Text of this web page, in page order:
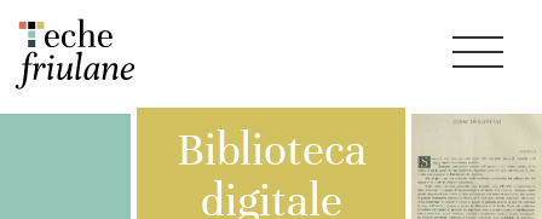
Biblioteca
digitale